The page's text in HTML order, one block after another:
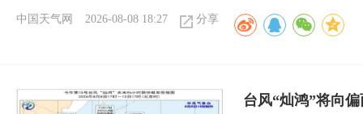
中国天气网 2026-08-08 18:27 分享
台风“灿鸿”将向